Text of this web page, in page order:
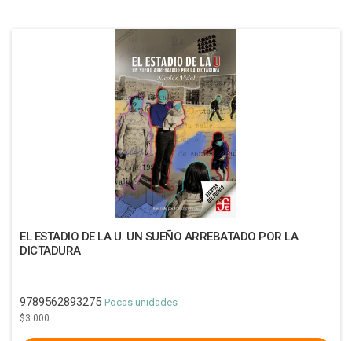
EL ESTADIO DE LA U. UN SUEÑO ARREBATADO POR LA
DICTADURA
9789562893275 Pocas unidades
$3.000